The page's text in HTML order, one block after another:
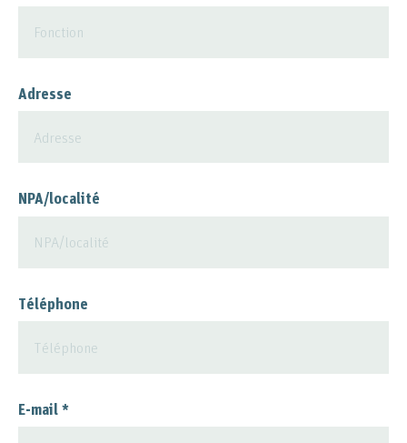
Adresse
NPA/localité
Téléphone
E-mail*